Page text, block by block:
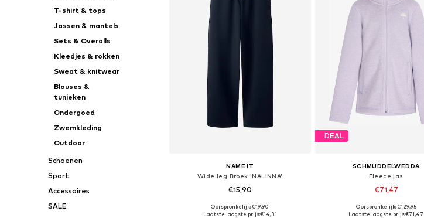
T-shirt & tops
Jassen & mantels
Sets & Overalls
Kleedjes & rokken
Sweat & knitwear
Blouses &
tunieken
Ondergoed
Zwemkleding
Outdoor
Schoenen
Sport
Accessoires
SALE
NAME IT
Wide leg Broek 'NALINNA'
€15,90
+1
Beschikbaar in vele maten
Oorspronkelijk: €19,90
Laatste laagste prijs:€14,31
DEAL
SCHMUDDELWEDDA
Fleece jas
€71,47
Beschikbaar in vele maten
Oorspronkelijk: €129,95
Laatste laagste prijs:€71,47